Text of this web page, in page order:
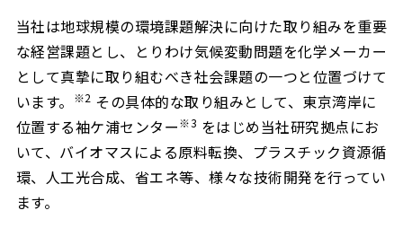
当社は地球規模の環境課題解決に向けた取り組みを重要
な経営課題とし、とりわけ気候変動問題を化学メーカー
として真摯に取り組むべき社会課題の一つと位置づけて
います。
※2 その具体的な取り組みとして、東京湾岸に
位置する袖ケ浦センター※3 をはじめ当社研究拠点にお
いて、バイオマスによる原料転換、プラスチック資源循
環、人工光合成、省エネ等、様々な技術開発を行ってい
ます。